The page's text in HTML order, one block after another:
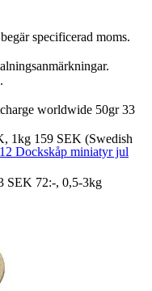
specificerad moms.
worldwide 50gr 33
1kg 159 SEK (Swedish
SEK 72:-, 0,5-3kg
Dockskåp miniatyr jul